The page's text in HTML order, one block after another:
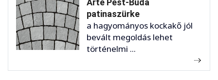
Arte Pest-Buda
patinaszürke
a hagyományos kockakő jól
bevált megoldás lehet
történelmi ...